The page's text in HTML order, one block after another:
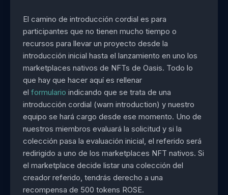
El camino de introducción cordial es para
participantes que no tienen mucho tiempo o
recursos para llevar un proyecto desde la
introducción inicial hasta el lanzamiento en uno los
marketplaces nativos de NFTs de Oasis. Todo lo
que hay que hacer aquí es rellenar
el formulario indicando que se trata de una
introducción cordial (warn introduction) y nuestro
equipo se hará cargo desde ese momento. Uno de
nuestros miembros evaluará la solicitud y si la
colección pasa la evaluación inicial, el referido será
redirigido a uno de los marketplaces NFT nativos. Si
el marketplace decide listar una colección del
creador referido, tendrás derecho a una
recompensa de 500 tokens ROSE.